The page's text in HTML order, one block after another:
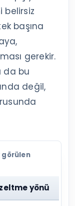
belirsiz
başına
gerekir.
da bu
değil,
görülen
yönü